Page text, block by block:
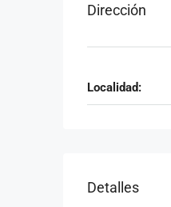
Dirección
Localidad:
Detalles